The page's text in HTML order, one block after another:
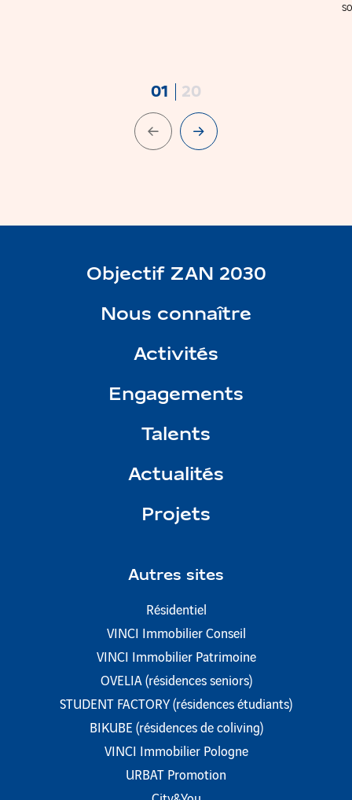
Diapositive précédenteDiapositive suivante
Objectif ZAN 2030
Nous connaître
Activités
Engagements
Talents
Actualités
Projets
Autres sites
Résidentiel
VINCI Immobilier Conseil
VINCI Immobilier Patrimoine
OVELIA (résidences seniors)
STUDENT FACTORY (résidences étudiants)
BIKUBE (résidences de coliving)
VINCI Immobilier Pologne
URBAT Promotion